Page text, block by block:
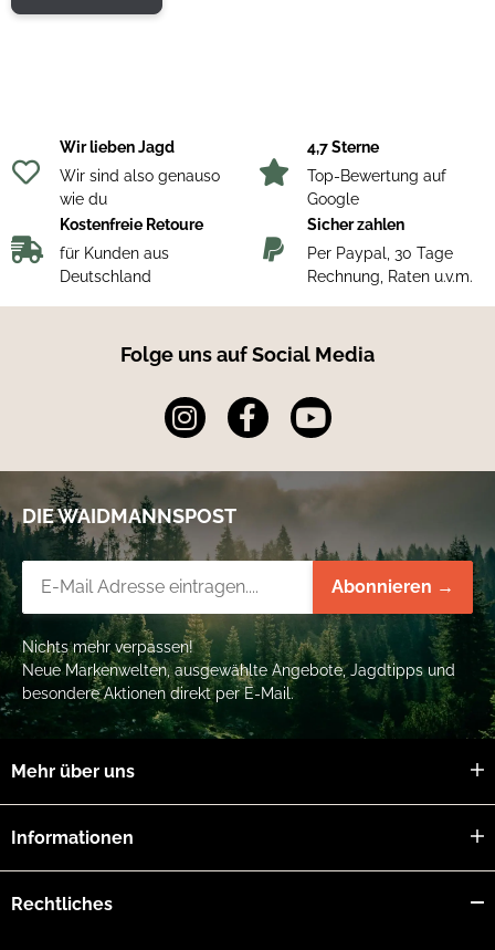
Wir lieben Jagd
Wir sind also genauso
wie du
4,7 Sterne
Top-Bewertung auf
Google
Kostenfreie Retoure
für Kunden aus
Deutschland
Sicher zahlen
Per Paypal, 30 Tage
Rechnung, Raten u.v.m.
Folge uns auf Social Media
DIE WAIDMANNSPOST
Abonnieren →
Nichts mehr verpassen!
Neue Markenwelten, ausgewählte Angebote, Jagdtipps und
besondere Aktionen direkt per E-Mail.
Mehr über uns
Informationen
Rechtliches